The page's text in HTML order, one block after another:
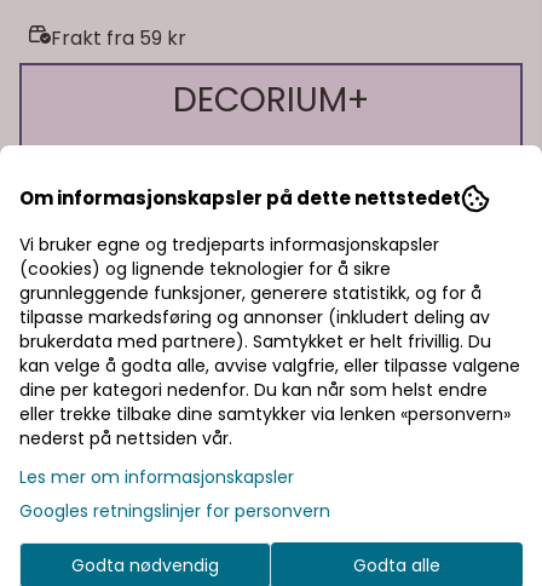
Frakt fra 59 kr
DECORIUM+
🎁 10% bonus på alt du handler!
🎁 15% rabatt på ett kjøp
🎁 Gratis frakt over 700 kr
Pst! Husk å logge inn!
Bli medlem - få gratis frakt fra 700 kr
Informasjon
Søte papptallerkener med jungel print som passer
På lager
På lager
Om informasjonskapsler på dette nettstedet
Vi bruker egne og tredjeparts informasjonskapsler
(cookies) og lignende teknologier for å sikre
grunnleggende funksjoner, generere statistikk, og for å
tilpasse markedsføring og annonser (inkludert deling av
brukerdata med partnere). Samtykket er helt frivillig. Du
kan velge å godta alle, avvise valgfrie, eller tilpasse valgene
dine per kategori nedenfor. Du kan når som helst endre
eller trekke tilbake dine samtykker via lenken «personvern»
nederst på nettsiden vår.
Les mer om informasjonskapsler
Googles retningslinjer for personvern
Godta nødvendig Godta alle